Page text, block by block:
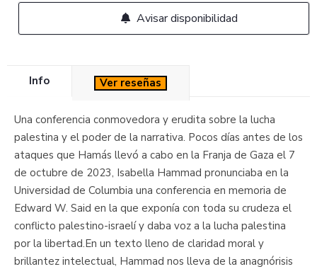
Avisar disponibilidad
Info Ver reseñas
Una conferencia conmovedora y erudita sobre la lucha
palestina y el poder de la narrativa. Pocos días antes de los
ataques que Hamás llevó a cabo en la Franja de Gaza el 7
de octubre de 2023, Isabella Hammad pronunciaba en la
Universidad de Columbia una conferencia en memoria de
Edward W. Said en la que exponía con toda su crudeza el
conflicto palestino-israelí y daba voz a la lucha palestina
por la libertad.En un texto lleno de claridad moral y
brillantez intelectual, Hammad nos lleva de la anagnórisis